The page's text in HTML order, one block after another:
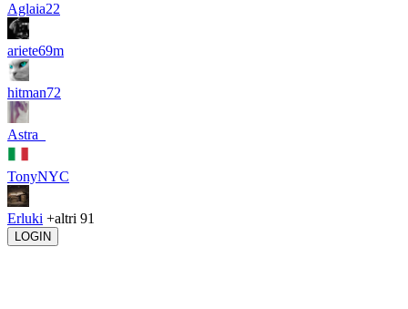
Aglaia22
ariete69m
hitman72
Astra_
TonyNYC
Erluki +altri 91
LOGIN